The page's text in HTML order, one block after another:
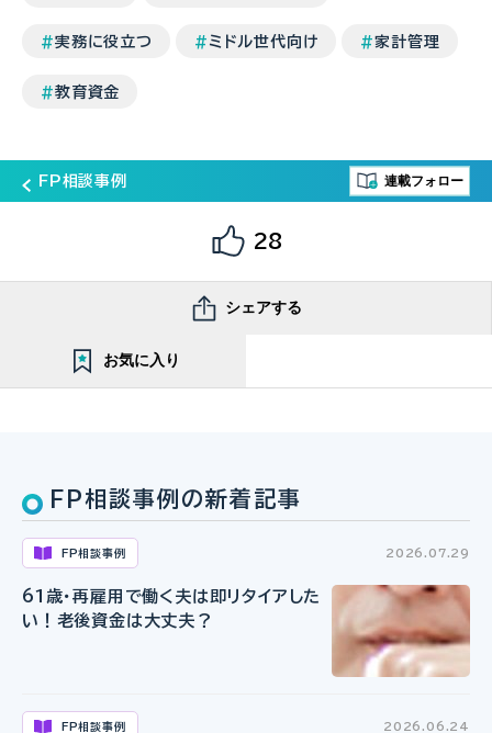
実務に役立つ ミドル世代向け 家計管理
教育資金
FP相談事例 連載フォロー
28
シェアする
お気に入り
FP相談事例の新着記事
FP相談事例 2026.07.29
61歳・再雇用で働く夫は即リタイアした
い！老後資金は大丈夫？
FP相談事例 2026.06.24